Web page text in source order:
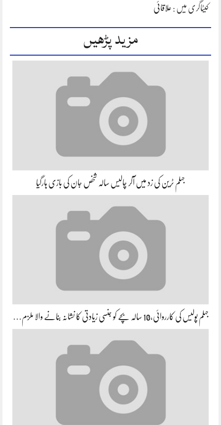
کیٹاگری میں : علاقائی
مزید پڑھیں
جہلم ٹرین کی زد میں آکر چالیس سالہ شخص جان کی بازی ہارگیا
جہلم پولیس کی کارروائی،10 سالہ بچے کو جنسی زیادتی کا نشانہ بنانے والا ملزم…